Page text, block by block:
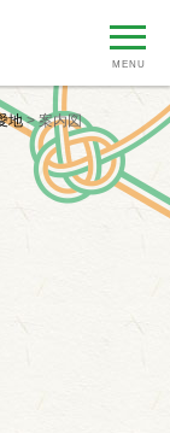
MENU
地>案内図